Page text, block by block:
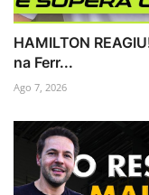
HAMILTON
na Ferr...
Ago 7, 2026